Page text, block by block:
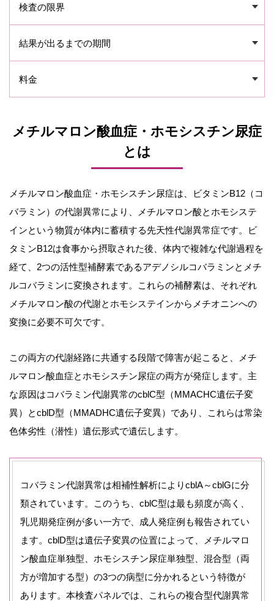
検査の限界
結果が出るまでの期間
料金
メチルマロン酸血症・ホモシスチン尿症
とは
メチルマロン酸血症・ホモシスチン尿症は、ビタミンB12（コ
バラミン）の代謝異常により、メチルマロン酸とホモシステ
インという物質が体内に蓄積する先天性代謝異常症です。ビ
タミンB12は食事から摂取された後、体内で複雑な代謝過程を
経て、2つの活性型補酵素であるアデノシルコバラミンとメチ
ルコバラミンに変換されます。これらの補酵素は、それぞれ
メチルマロン酸の代謝とホモシステインからメチオニンへの
変換に必要不可欠です。
この両方の代謝経路に共通する段階で障害が起こると、メチ
ルマロン酸血症とホモシスチン尿症の両方が発症します。主
な原因はコバラミン代謝異常のcblC型（MMACHC遺伝子変
異）とcblD型（MMADHC遺伝子変異）であり、これらは常染
色体劣性（潜性）遺伝形式で遺伝します。
コバラミン代謝異常は相補性解析によりcblA～cblGに分
類されています。このうち、cblC型は最も頻度が高く、
乳児期発症例が多い一方で、成人発症例も報告されてい
ます。cblD型は遺伝子変異の位置によって、メチルマロ
ン酸血症単独型、ホモシスチン尿症単独型、混合型（両
方が増加する型）の3つの病型に分かれるという特徴が
あります。本検査パネルでは、これらの複合型代謝異常